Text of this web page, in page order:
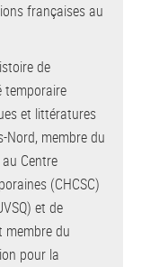
françaises au
de
temporaire
et littératures
Nord, membre du
Centre
(CHCSC)
et de
membre du
pour la